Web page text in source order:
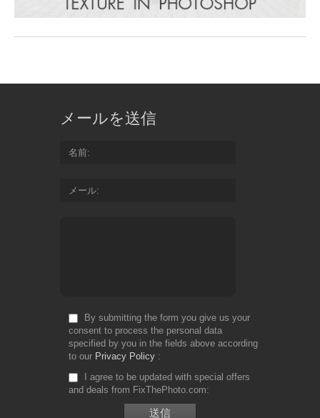
メールを送信
名前
メール
By submitting the form you give us your
consent to process the personal data
specified by you in the fields above according
to our Privacy Policy
I agree to be updated with special offers
and deals from FixThePhoto.com